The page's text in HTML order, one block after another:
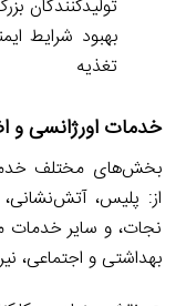
تولیدکنندگان
بهبود شرایط
تغذیه
خدمات اورژانسی و
بخش‌های مختلف
از: پلیس،
نجات، و سایر خدمات
بهداشتی و اجتماعی،